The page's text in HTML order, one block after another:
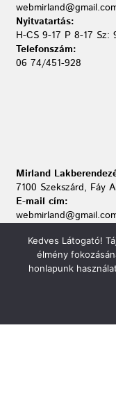
Mirland
7100 Szekszárd, Fáy
E-mail cím:
H-P 9-17:30 Sz: 9-12
Telefonszám:
06 74/510-686
Nyitvatartás:
H-CS 9-17 P 8-17
Telefonszám:
06 74/451-928
Kedves Látogató!
élmény
honlapunk